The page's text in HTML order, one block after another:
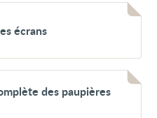
écrans
des paupières